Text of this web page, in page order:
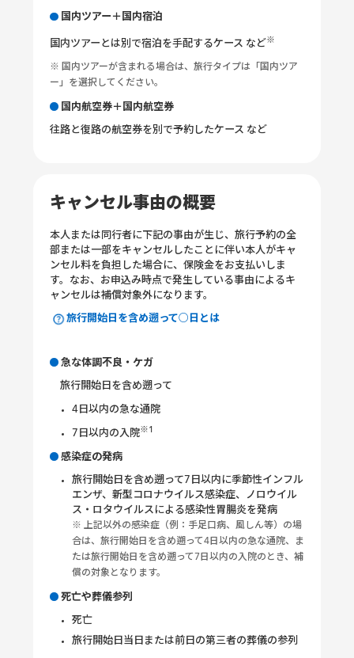
国内ツアー＋国内宿泊
国内ツアーとは別で宿泊を手配するケース など ※
※ 国内ツアーが含まれる場合は、旅行タイプは「国内ツア
ー」を選択してください。
国内航空券＋国内航空券
往路と復路の航空券を別で予約したケース など
キャンセル事由の概要
本人または同行者に下記の事由が生じ、旅行予約の全
部または一部をキャンセルしたことに伴い本人がキャ
ンセル料を負担した場合に、保険金をお支払いしま
す。なお、お申込み時点で発生している事由によるキ
ャンセルは補償対象外になります。
旅行開始日を含め遡って○日とは
急な体調不良・ケガ
旅行開始日を含め遡って
4日以内の急な通院
7日以内の入院※1
感染症の発病
旅行開始日を含め遡って7日以内に季節性インフル
エンザ、新型コロナウイルス感染症、ノロウイル
ス・ロタウイルスによる感染性胃腸炎を発病
※ 上記以外の感染症（例：手足口病、風しん等）の場
合は、旅行開始日を含め遡って4日以内の急な通院、ま
たは旅行開始日を含め遡って7日以内の入院のとき、補
償の対象となります。
死亡や葬儀参列
死亡
旅行開始日当日または前日の第三者の葬儀の参列